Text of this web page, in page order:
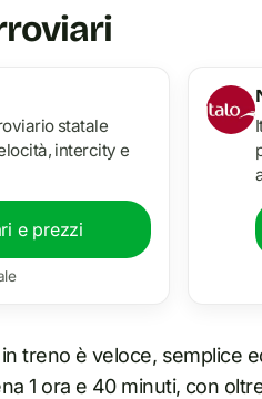
statale
intercity e
e prezzi
treno è veloce, semplice
1 ora e 40 minuti, con